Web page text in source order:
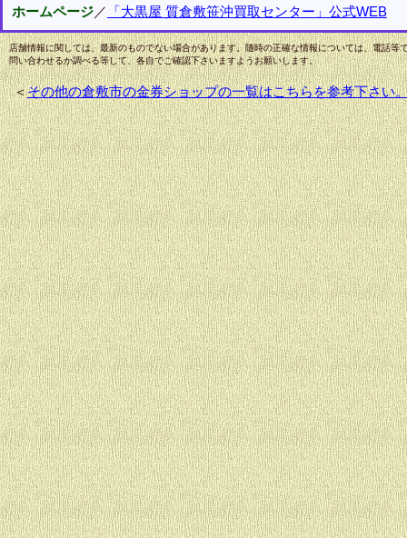
ホームページ／ 「大黒屋 質倉敷笹沖買取センター」公式WEB
店舗情報に関しては、最新のものでない場合があります。随時の正確な情報については、電話等
問い合わせるか調べる等して、各自でご確認下さいますようお願いします。
＜その他の倉敷市の金券ショップの一覧はこちらを参考下さい